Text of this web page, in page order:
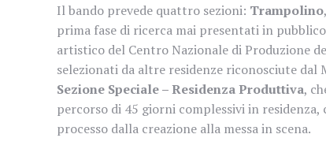
Il bando prevede quattro sezioni: Trampolino
prima fase di ricerca mai presentati in
artistico del Centro Nazionale di Produzione
selezionati da altre residenze riconosciute
Sezione Speciale – Residenza Produttiva,
percorso di 45 giorni complessivi in
processo dalla creazione alla messa in scena.